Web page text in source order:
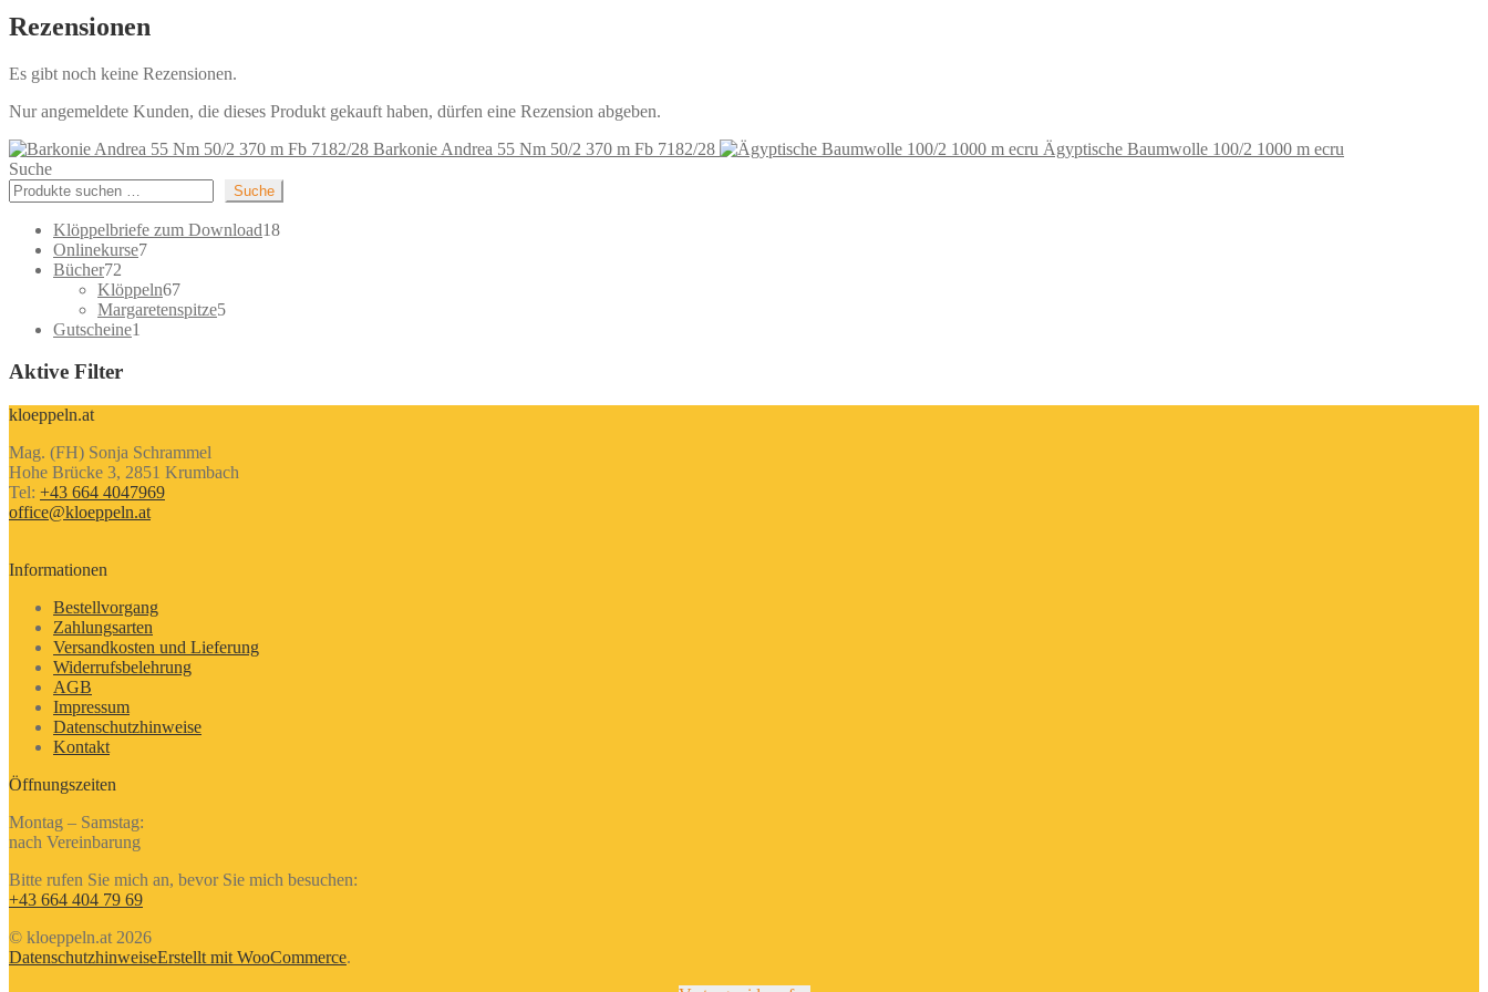
Rezensionen
Es gibt noch keine Rezensionen.
Nur angemeldete Kunden, die dieses Produkt gekauft haben, dürfen eine Rezension abgeben.
Barkonie Andrea 55 Nm 50/2 370 m Fb 7182/28
Ägyptische Baumwolle 100/2 1000 m ecru
Suche
Suche
Klöppelbriefe zum Download1818
Onlinekurse77
Bücher72
Produkte
Klöppeln6767
Produkte
Margaretenspitze55
Gutscheine1
Aktive Filter
kloeppeln.at
Mag. (FH) Sonja Schrammel
Hohe Brücke 3, 2851 Krumbach
Tel: +43 664 4047969
office@kloeppeln.at
Informationen
Bestellvorgang
Zahlungsarten
Versandkosten und Lieferung
Widerrufsbelehrung
AGB
Impressum
Datenschutzhinweise
Kontakt
Öffnungszeiten
Montag – Samstag:
nach Vereinbarung
Bitte rufen Sie mich an, bevor Sie mich besuchen:
+43 664 404 79 69
© kloeppeln.at 2026
DatenschutzhinweiseErstellt mit WooCommerce.